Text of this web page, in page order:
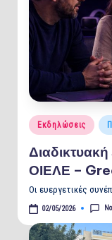
Posted
in
Εκδηλώσεις
ΟΙΕΛΕ –
Οι ευεργετικές
02/05/2026